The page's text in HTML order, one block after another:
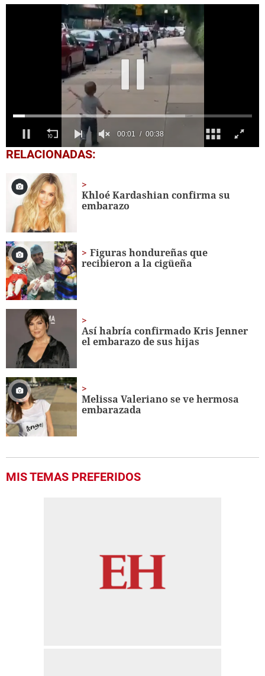
0
seconds
38
seconds
RELACIONADAS:
Khloé Kardashian confirma su
embarazo
Figuras hondureñas que
recibieron a la cigüeña
Así habría confirmado Kris Jenner
el embarazo de sus hijas
Melissa Valeriano se ve hermosa
embarazada
MIS TEMAS PREFERIDOS